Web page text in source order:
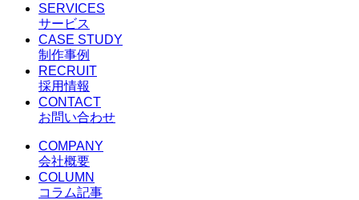
SERVICES
サービス
CASE STUDY
制作事例
RECRUIT
採用情報
CONTACT
お問い合わせ
COMPANY
会社概要
COLUMN
コラム記事